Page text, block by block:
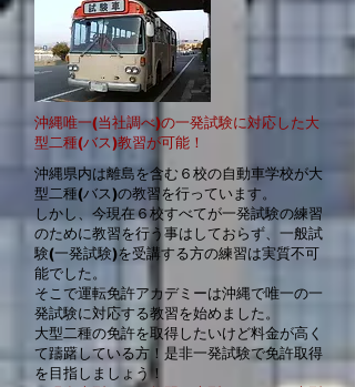
沖縄唯一(当社調べ)の一発試験に対応した大
型二種(バス)教習が可能！
沖縄県内は離島を含む６校の自動車学校が大
型二種(バス)の教習を行っています。
しかし、今現在６校すべてが一発試験の練習
のために教習を行う事はしておらず、一般試
験(一発試験)を受講する方の練習は実質不可
能でした。
そこで運転免許アカデミーは沖縄で唯一の一
発試験に対応する教習を始めました。
​大型二種の免許を取得したいけど料金が高く
て躊躇している方！是非一発試験で免許取得
を目指しましょう！